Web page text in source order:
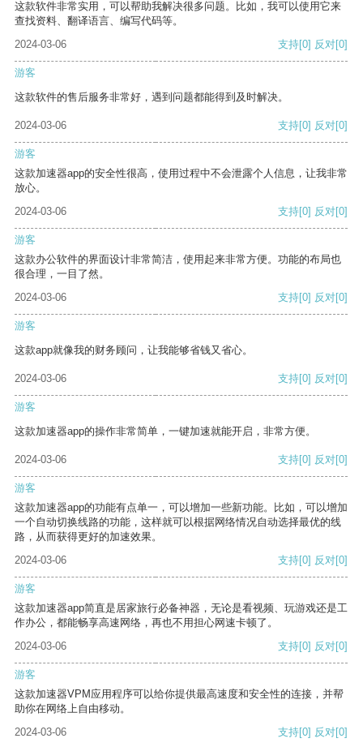
这款软件非常实用，可以帮助我解决很多问题。比如，我可以使用它来
查找资料、翻译语言、编写代码等。
2024-03-06
支持[0] 反对[0]
游客
这款软件的售后服务非常好，遇到问题都能得到及时解决。
2024-03-06 支持[0] 反对[0]
游客
这款加速器app的安全性很高，使用过程中不会泄露个人信息，让我非常
放心。
2024-03-06
支持[0] 反对[0]
游客
这款办公软件的界面设计非常简洁，使用起来非常方便。功能的布局也
很合理，一目了然。
2024-03-06
支持[0] 反对[0]
游客
这款app就像我的财务顾问，让我能够省钱又省心。
2024-03-06 支持[0] 反对[0]
游客
这款加速器app的操作非常简单，一键加速就能开启，非常方便。
2024-03-06 支持[0] 反对[0]
游客
这款加速器app的功能有点单一，可以增加一些新功能。比如，可以增加
一个自动切换线路的功能，这样就可以根据网络情况自动选择最优的线
路，从而获得更好的加速效果。
2024-03-06
支持[0] 反对[0]
游客
这款加速器app简直是居家旅行必备神器，无论是看视频、玩游戏还是工
作办公，都能畅享高速网络，再也不用担心网速卡顿了。
2024-03-06
支持[0] 反对[0]
游客
这款加速器VPM应用程序可以给你提供最高速度和安全性的连接，并帮
助你在网络上自由移动。
2024-03-06
支持[0] 反对[0]